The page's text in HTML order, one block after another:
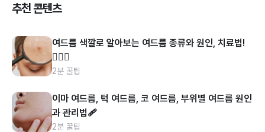
추천 콘텐츠
여드름 색깔로 알아보는 여드름 종류와 원인, 치료법!
👩🏻‍⚕️
2분 꿀팁
이마 여드름, 턱 여드름, 코 여드름, 부위별 여드름 원인
과 관리법🩹
2분 꿀팁